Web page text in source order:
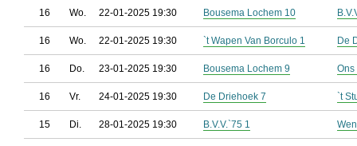
16 Wo. 22-01-2025 19:30 Bousema Lochem 10
16 Wo. 22-01-2025 19:30 `t Wapen Van Borculo 1 De
16 Do. 23-01-2025 19:30 Bousema Lochem 9 Ons
16 Vr. 24-01-2025 19:30 De Driehoek 7 `t
15 Di. 28-01-2025 19:30 B.V.V.`75 1